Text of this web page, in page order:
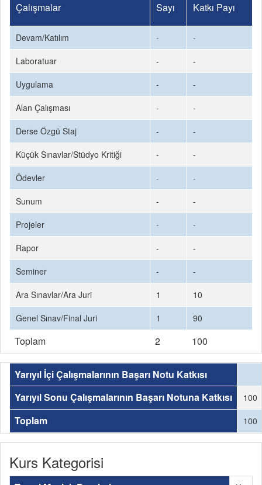
Çalışmalar Sayı Katkı Payı
Devam/Katılım -
-
Laboratuar
-
-
Uygulama
-
-
Alan Çalışması
-
-
Derse Özgü Staj
-
-
Küçük Sınavlar/Stüdyo Kritiği
-
-
Ödevler
-
-
Sunum
-
-
Projeler
-
-
Rapor
-
-
Seminer
-
-
Ara Sınavlar/Ara Juri
1
10
Genel Sınav/Final Juri
1 90
Toplam 2 100
Yarıyıl İçi Çalışmalarının Başarı Notu Katkısı
Yarıyıl Sonu Çalışmalarının Başarı Notuna Katkısı
100
Toplam 100
Kurs Kategorisi